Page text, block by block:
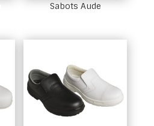
Sabots Aude